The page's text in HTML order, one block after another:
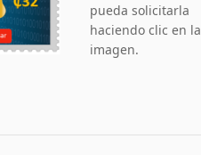
pueda solicitarla
haciendo clic en la
imagen.